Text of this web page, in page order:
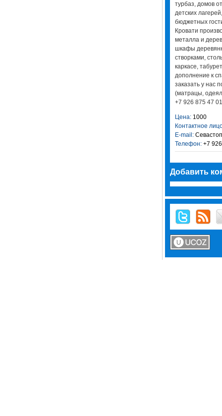
турбаз, домов
детских
бюджетных
Кровати
металла и
шкафы
створками,
каркасе,
дополнение к
заказать у нас
(матрацы,
+7 926 875 47 01
Цена:1000
Контактное
E-mail:
Телефон:+7
Добавить